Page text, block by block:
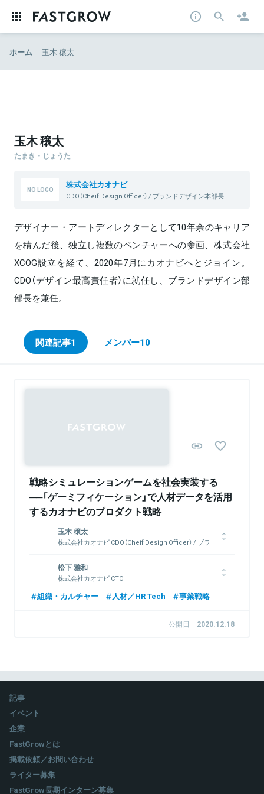
ホーム 玉木 穣太
玉木 穣太
たまき・じょうた
株式会社カオナビ
CDO（Cheif Design Officer） / ブランドデザイン本部長
デザイナー・アートディレクターとして10年余のキャリア
を積んだ後、独立し複数のベンチャーへの参画、株式会社
XCOG設立を経て、2020年7月にカオナビへとジョイン。
CDO（デザイン最高責任者）に就任し、ブランドデザイン部
部長を兼任。
関連記事1 メンバー10
戦略シミュレーションゲームを社会実装する
──「ゲーミフィケーション」で人材データを活用
するカオナビのプロダクト戦略
玉木 穣太
株式会社カオナビ CDO（Cheif Design Officer） / ブラ
デザイナー・アートディレクターとして10年余のキャリアを積
んだ後、独立し複数のベンチャーへの参画、株式会社XCOG設立
を経て、2020年7月にカオナビへとジョイン。CDO（デザイン最
高責任者）に就任し、ブランドデザイン部部長を兼任。
松下 雅和
株式会社カオナビ CTO
複数のSIer企業、サイバーエージェントを経て、スマートフォ
ン向けアプリを提供するトランスリミットでCTOを務める。そ
関連情報をみる
組織・カルチャー 人材／HR Tech 事業戦略
公開日 2020.12.18
記事
イベント
企業
FastGrowとは
掲載依頼／お問い合わせ
ライター募集
FastGrow長期インターン募集